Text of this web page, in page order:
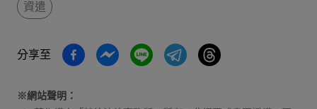
資遣
分享至
※網站聲明：